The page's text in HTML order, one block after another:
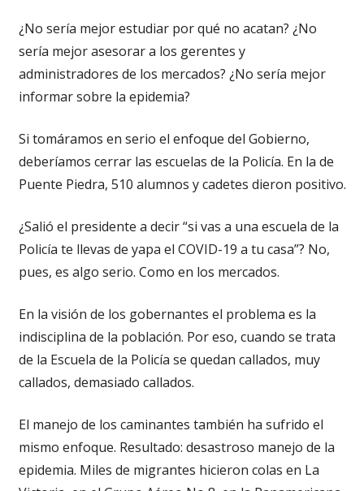
¿No sería mejor estudiar por qué no acatan? ¿No
sería mejor asesorar a los gerentes y
administradores de los mercados? ¿No sería mejor
informar sobre la epidemia?
Si tomáramos en serio el enfoque del Gobierno,
deberíamos cerrar las escuelas de la Policía. En la de
Puente Piedra, 510 alumnos y cadetes dieron positivo.
¿Salió el presidente a decir “si vas a una escuela de la
Policía te llevas de yapa el COVID-19 a tu casa”? No,
pues, es algo serio. Como en los mercados.
En la visión de los gobernantes el problema es la
indisciplina de la población. Por eso, cuando se trata
de la Escuela de la Policía se quedan callados, muy
callados, demasiado callados.
El manejo de los caminantes también ha sufrido el
mismo enfoque. Resultado: desastroso manejo de la
epidemia. Miles de migrantes hicieron colas en La